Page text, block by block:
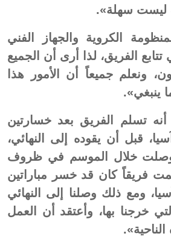
سهلة».
الكروية والجهاز الفني
تتابع الفريق، لذا أرى أن الجميع
ونعلم جميعاً أن الأمور هذا
ينبغي».
تسلم الفريق بعد خسارتين
قبل أن يقوده إلى النهائي،
وصلت خلال الموسم في ظروف
فريقاً كان قد خسر مباراتين
ومع ذلك وصلنا إلى النهائي
خرجنا بها، وأعتقد أن العمل